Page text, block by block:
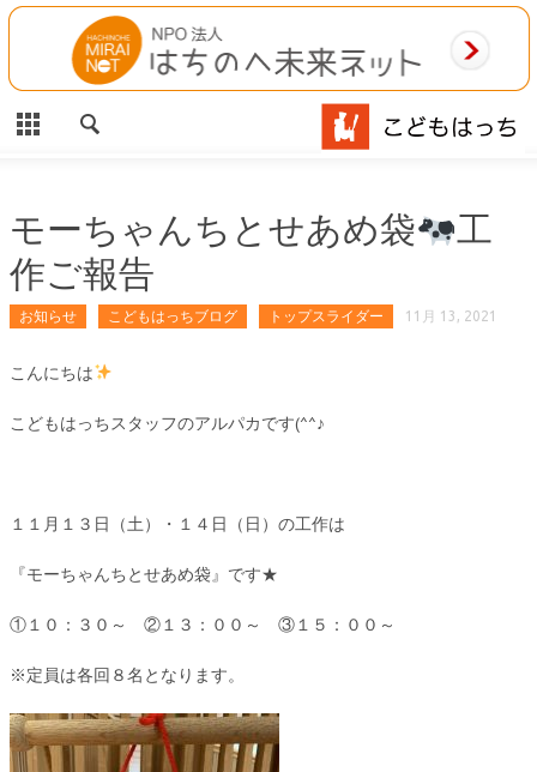
CLOSE
HOME
相談事業
MAP
お問合わせ
モーちゃんちとせあめ袋
工
作ご報告
お知らせ こどもはっちブログ トップスライダー 11月 13, 2021
こんにちは
こどもはっちスタッフのアルパカです(^^♪
１１月１３日（土）・１４日（日）の工作は
『モーちゃんちとせあめ袋』です★
①１０：３０～ ②１３：００～ ③１５：００～
※定員は各回８名となります。